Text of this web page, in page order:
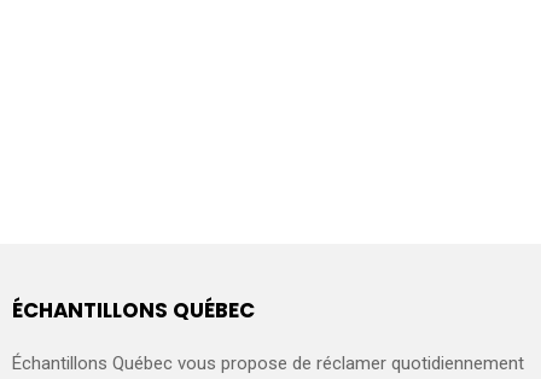
ÉCHANTILLONS QUÉBEC
Échantillons Québec vous propose de réclamer quotidiennement